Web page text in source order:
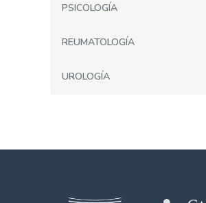
PSICOLOGÍA
REUMATOLOGÍA
UROLOGÍA